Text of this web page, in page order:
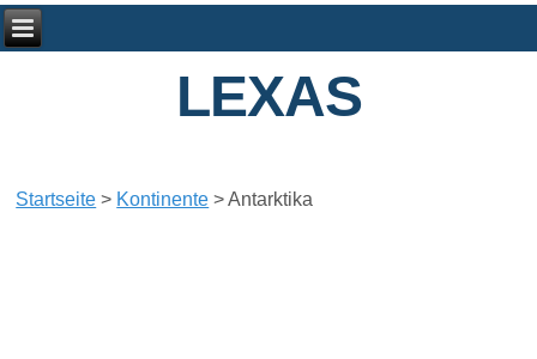
LEXAS
Startseite > Kontinente >Antarktika